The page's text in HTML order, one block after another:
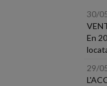
30/
En
29/